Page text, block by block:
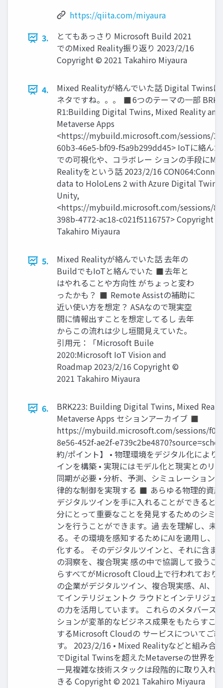
https://qiita.com/miyaura
3.
とてもあっさり Microsoft Build 2021
でのMixed Reality振り返り 2023/2/16
Copyright © 2021 Takahiro Miyaura
4.
Mixed Realityが絡んでいた話 Digital Twinsに
ネタですね。。。 ◼6つのテーマの一部
R1:Building Digital Twins, Mixed Reality and
Metaverse Apps
<https://mybuild.microsoft.com/sessions/
60b3-46e5-bf09-f5a9b299dd45> IoTに絡ん
での可視化や、コラボレー ションの手段に
Realityをという話 2023/2/16
data to HoloLens 2 with Azure Digital Twins
Unity,
<https://mybuild.microsoft.com/sessions/
398b-4772-ac18-c021f5116757> Copyright
Takahiro Miyaura
5.
Mixed Realityが絡んでいた話 去年の
BuildでもIoTと絡んでいた ◼去年と
はやれることや方向性 がちょっと変わ
ったかも？ ◼ Remote Assistの補助に
近い使い方を想定？ ASAなので現実空
間に情報出すことを想定してるし 去年
からこの流れは少し垣間見えていた。
引用元：「Microsoft Buile
2020:Microsoft IoT Vision and
Roadmap 2023/2/16 Copyright ©
2021 Takahiro Miyaura
6.
BRK223: Building Digital Twins, Mixed
Metaverse Apps セションアーカイブ ◼
https://mybuild.microsoft.com/sessions/
8e56-452f-ae2f-
約/ポイント】 • 物理環境をデジタル化により
インを構築 • 実現にはモデル化と現実とのリ
同期が必要 • 分析、予測、シミュレーション
律的な制御を実現する ◼ あらゆる物理的資
デジタルツインを手に入れることができると
分にとって重要なことを発見するためのシミ
ンを行うことができます。過 去を理解し、未
る。その環境を感知するためにAIを適用し、
化する。 そのデジタルツインと、それに含ま
の洞察を、複合現実 感の中で協調して扱うこ
らすべてがMicrosoft Cloud上で行われており
の企業がデジタルツイン、複合現実感、AI、
てインテリジェントク ラウドとインテリジェ
の力を活用しています。 これらのメタバース
ションが変革的なビジネス成果をもたらすこ
するMicrosoft Cloudの サービスについてご
す。 2023/2/16 • Mixed Realityなどと組み合
でDigital Twinsを超えたMetaverseの世界を
一見複雑な技術スタックは段階的に取り入れ
きる Copyright © 2021 Takahiro Miyaura